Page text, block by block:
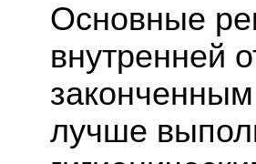
Основные
внутренней
лучше